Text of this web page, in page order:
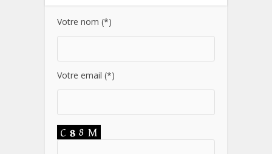
Votre nom (*)
Votre email (*)